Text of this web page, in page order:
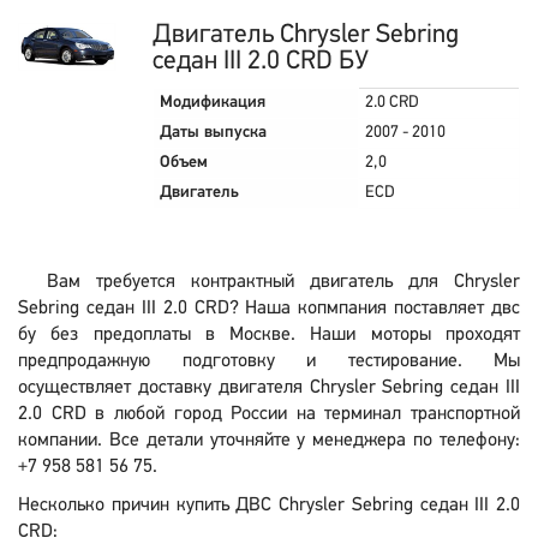
Двигатель Chrysler Sebring
седан III 2.0 CRD БУ
Модификация
2.0 CRD
Даты выпуска
2007 - 2010
Объем
2,0
Двигатель
ECD
Вам требуется контрактный двигатель для Chrysler
Sebring седан III 2.0 CRD? Наша копмпания поставляет двс
бу без предоплаты в Москве. Наши моторы проходят
предпродажную подготовку и тестирование. Мы
осуществляет доставку двигателя Chrysler Sebring седан III
2.0 CRD в любой город России на терминал транспортной
компании. Все детали уточняйте у менеджера по телефону:
+7 958 581 56 75.
Несколько причин купить ДВС Chrysler Sebring седан III 2.0
CRD: